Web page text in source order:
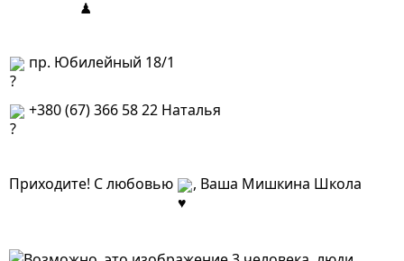
пр. Юбилейный 18/1
+380 (67) 366 58 22 Наталья
Приходите! С любовью , Ваша Мишкина Школа